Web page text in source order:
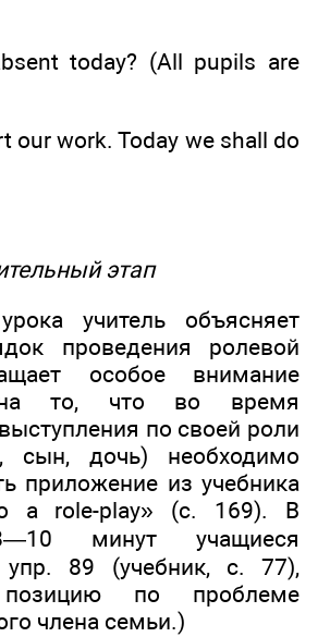
today? (All pupils are
our work. Today we shall do
этап
учитель объясняет
проведения ролевой
особое внимание
на то, что во время
по своей роли
сын, дочь) необходимо
приложение из учебника
a role-play» (с. 169). В
минут учащиеся
89 (учебник, с. 77),
по проблеме
члена семьи.)